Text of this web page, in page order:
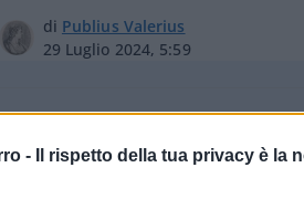
- Il rispetto della tua privacy è la
di Publius Valerius
29 Luglio 2024, 5:59
al Foglio